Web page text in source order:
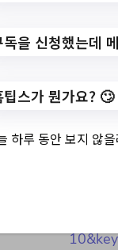
✅ 지
상공인
독을 신청했는데
팁스가 뭔가요? 🙄
하루 동안 보지 않